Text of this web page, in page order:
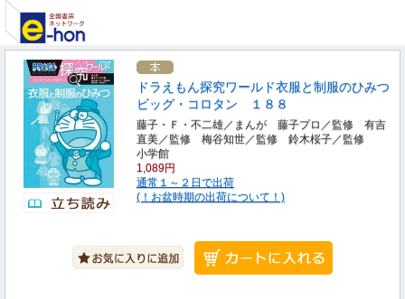
ドラえもん探究ワールド衣服と制服のひみつ
ビッグ・コロタン １８８
藤子・Ｆ・不二雄／まんが 藤子プロ／監修 有吉
直美／監修 梅谷知世／監修 鈴木桜子／監修
小学館
1,089円
通常１～２日で出荷
(！お盆時期の出荷について！)